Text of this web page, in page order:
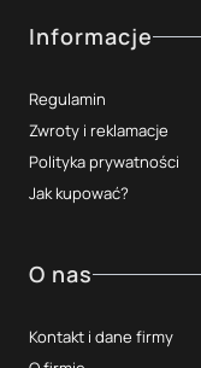
Informacje
Regulamin
Zwroty i reklamacje
Polityka prywatności
Jak kupować?
O nas
Kontakt i dane firmy